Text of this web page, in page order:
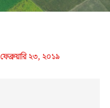
ফেব্রুয়ারি ২৩, ২০১৯